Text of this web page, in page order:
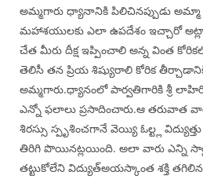
అమ్మగారు ధ్యానానికి పిలిచినప్పుడు
మహాశయులకు ఎలా ఉపదేశం ఇచ్చారో
చేత మీరు దీక్ష ఇప్పించాలి అన్న వింత
తెలిసీ తన ప్రియ శిష్యురాలి కోరిక తీర్చాడానికి
అమ్మగారు.ధ్యానంలో పార్వతిగారికి శ్రీ
ఎన్నో ఫలాలు ప్రసాదించారు.ఆ తరువాత
శిరస్సు స్పృశించగానే వెయ్యి ఓల్ట్ల విద్యుత్తు
తిరిగి పొయినట్లయింది. అలా వారు ఎన్ని సార్లు
తట్టుకోలేని విద్యుత్అయస్కాంత శక్తి